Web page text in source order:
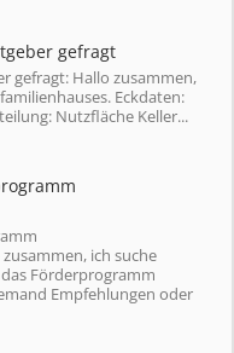
gefragt
gefragt: Hallo zusammen,
Eckdaten:
Nutzfläche Keller...
ich suche
Förderprogramm
Empfehlungen oder